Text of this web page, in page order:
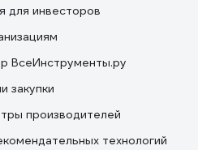
для инвесторов
ВсеИнструменты.ру
закупки
производителей
технологий